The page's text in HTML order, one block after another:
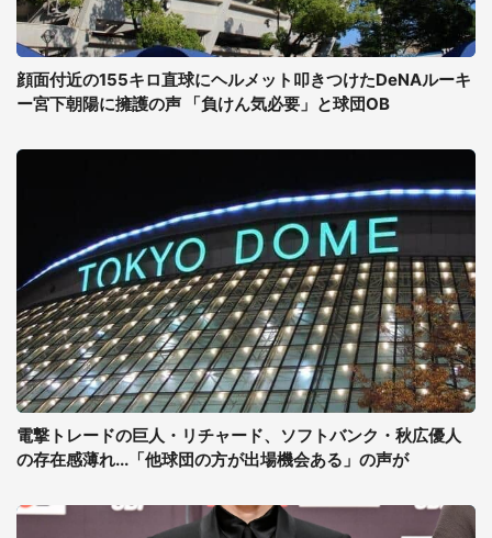
顔面付近の155キロ直球にヘルメット叩きつけたDeNAルーキ
ー宮下朝陽に擁護の声 「負けん気必要」と球団OB
電撃トレードの巨人・リチャード、ソフトバンク・秋広優人
の存在感薄れ...「他球団の方が出場機会ある」の声が